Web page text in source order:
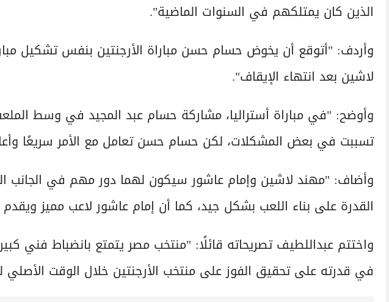
الذين كان يمتلكهم في السنوات الماضية".
وأردف: "أتوقع أن يخوض حسام حسن مباراة الأرجنتين بنفس تشكيل
لاشين بعد انتهاء الإيقاف".
وأوضح: "في مباراة أستراليا، مشاركة حسام عبد المجيد في وسط
تسببت في بعض المشكلات، لكن حسام حسن تعامل مع الأمر سريعًا
وأضاف: "مهند لاشين وإمام عاشور سيكون لهما دور مهم في الجانب
القدرة على بناء اللعب بشكل جيد، كما أن إمام عاشور لاعب مميز
واختتم عبداللطيف تصريحاته قائلًا: "منتخب مصر يتمتع بانضباط فني
في قدرته على تحقيق الفوز على منتخب الأرجنتين خلال الوقت الأصلي